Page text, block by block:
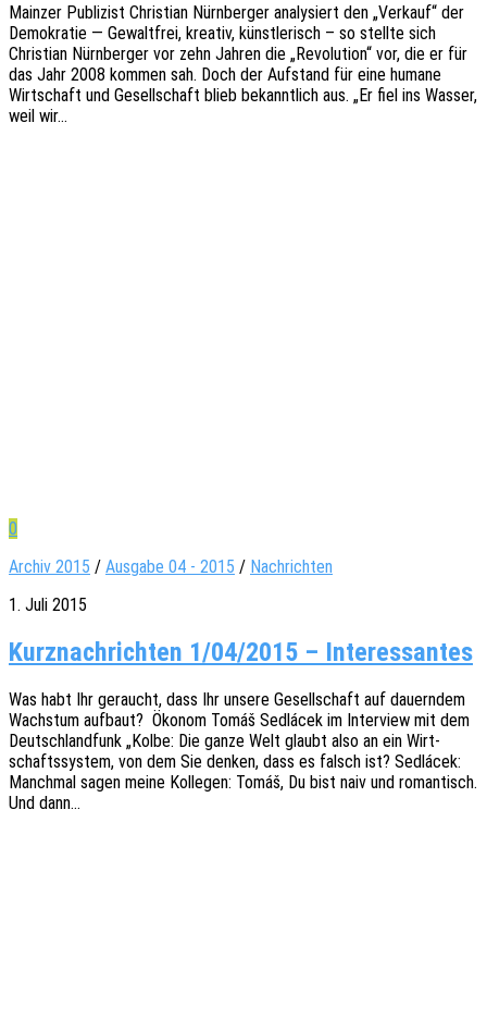
Main­zer Publi­zist Chris­ti­an Nürn­ber­ger analy­siert den „Verkauf“ der
Demo­kra­tie — Gewalt­frei, krea­tiv, künst­le­risch – so stell­te sich
Chris­ti­an Nürn­ber­ger vor zehn Jahren die „Revo­lu­ti­on“ vor, die er für
das Jahr 2008 kommen sah. Doch der Aufstand für eine humane
Wirt­schaft und Gesell­schaft blieb bekannt­lich aus. „Er fiel ins Wasser,
weil wir…
0
Archiv 2015 / Ausgabe 04 - 2015 / Nachrichten
1. Juli 2015
Kurznachrichten 1/04/2015 – Interessantes
Was habt Ihr geraucht, dass Ihr unsere Gesell­schaft auf dauern­dem
Wachs­tum aufbaut? Ökonom Tomáš Sedlá­cek im Inter­view mit dem
Deutsch­land­funk „Kolbe: Die ganze Welt glaubt also an ein Wirt­
schafts­sys­tem, von dem Sie denken, dass es falsch ist? Sedlá­cek:
Manch­mal sagen meine Kolle­gen: Tomáš, Du bist naiv und roman­tisch.
Und dann…